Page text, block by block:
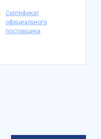
Сертификат
официального
поставщика